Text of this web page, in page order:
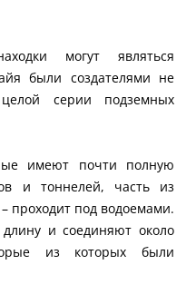
могут являться
были создателями не
серии подземных
имеют почти полную
и тоннелей, часть из
проходит под водоемами.
и соединяют около
из которых были